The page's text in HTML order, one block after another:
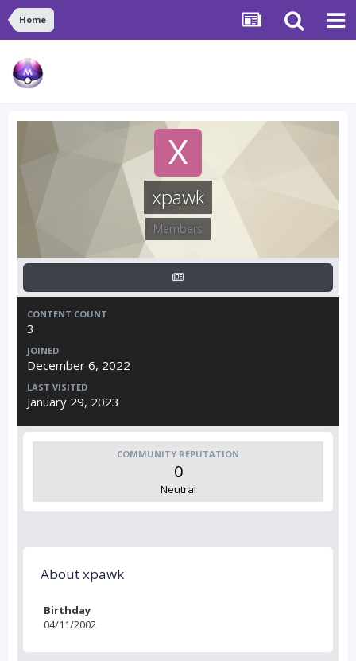
Home
xpawk
Members
CONTENT COUNT
3
JOINED
December 6, 2022
LAST VISITED
January 29, 2023
COMMUNITY REPUTATION
0
Neutral
About xpawk
Birthday
04/11/2002